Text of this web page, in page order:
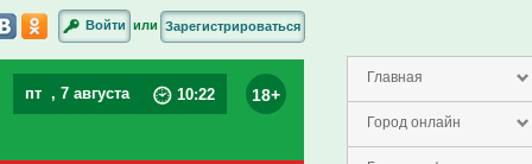
Главная
Город онлайн
Войти или Зарегистрироваться
пт , 7 августа 10:22 18+